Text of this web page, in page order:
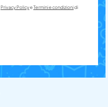
Privacy PolicyeTermini e condizionidi